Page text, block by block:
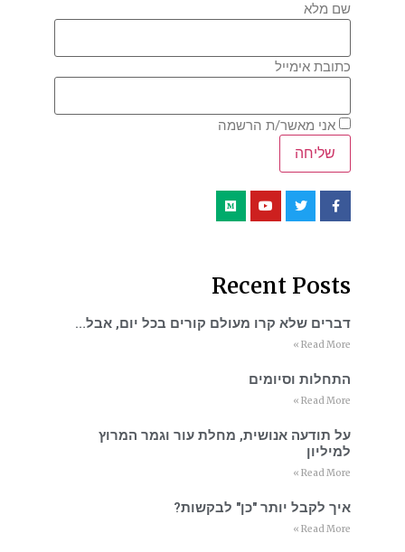
שם מלא
כתובת אימייל
אני מאשר/ת הרשמה
Recent Posts
דברים שלא קרו מעולם קורים בכל יום, אבל…
Read More »
התחלות וסיומים
Read More »
על תודעה אנושית, מחלת עור וגמר המרוץ
למיליון
Read More »
איך לקבל יותר "כן" לבקשות?
Read More »